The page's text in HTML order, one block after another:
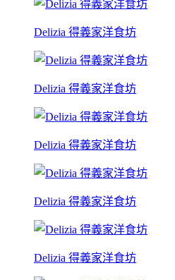
Delizia 得義家洋食坊
Delizia 得義家洋食坊
Delizia 得義家洋食坊
Delizia 得義家洋食坊
Delizia 得義家洋食坊